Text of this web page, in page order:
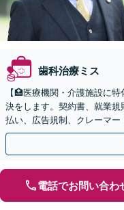
歯科治療ミス
【🏥医療機関・介護施設に
決をします。契約書、就業
払い、広告規制、クレーマ
事故などに対応【顧問契約あ
電話でお問い合わ